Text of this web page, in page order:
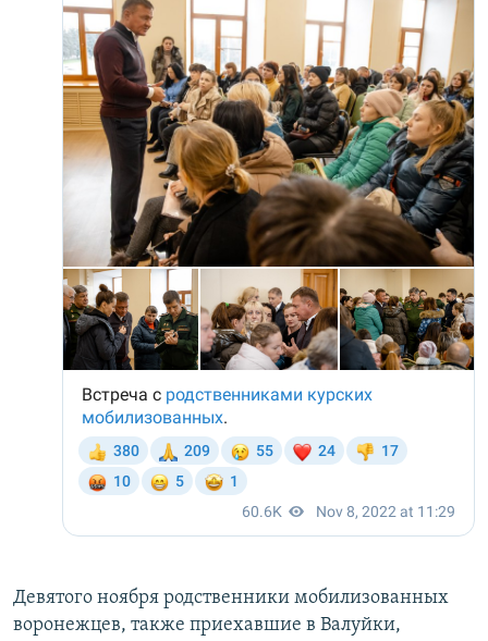
Девятого ноября родственники мобилизованных
воронежцев, также приехавшие в Валуйки,